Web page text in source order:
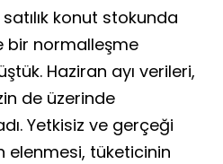
konut stokunda
bir normalleşme
Haziran ayı verileri,
de üzerinde
Yetkisiz ve gerçeği
elenmesi, tüketicinin